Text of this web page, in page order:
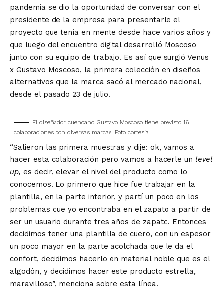
pandemia se dio la oportunidad de conversar con el
presidente de la empresa para presentarle el
proyecto que tenía en mente desde hace varios años y
que luego del encuentro digital desarrolló Moscoso
junto con su equipo de trabajo. Es así que surgió Venus
x Gustavo Moscoso, la primera colección en diseños
alternativos que la marca sacó al mercado nacional,
desde el pasado 23 de julio.
El diseñador cuencano Gustavo Moscoso tiene previsto 16
colaboraciones con diversas marcas. Foto cortesía
“Salieron las primera muestras y dije: ok, vamos a
hacer esta colaboración pero vamos a hacerle un level
up, es decir, elevar el nivel del producto como lo
conocemos. Lo primero que hice fue trabajar en la
plantilla, en la parte interior, y partí un poco en los
problemas que yo encontraba en el zapato a partir de
ser un usuario durante tres años de zapato. Entonces
decidimos tener una plantilla de cuero, con un espesor
un poco mayor en la parte acolchada que le da el
confort, decidimos hacerlo en material noble que es el
algodón, y decidimos hacer este producto estrella,
maravilloso”, menciona sobre esta línea.